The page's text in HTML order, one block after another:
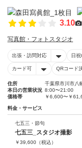
3.10
写真館・フォトスタジオ
出張・訪問対応 日祝
カード可 QRコード
住所
千葉県市川市八
本日の営業状況 8:00〜21:00
価格帯
￥6,600〜￥
料金・サービス
七五三・節句
七五三_スタジオ撮影
￥39,600 （税込）